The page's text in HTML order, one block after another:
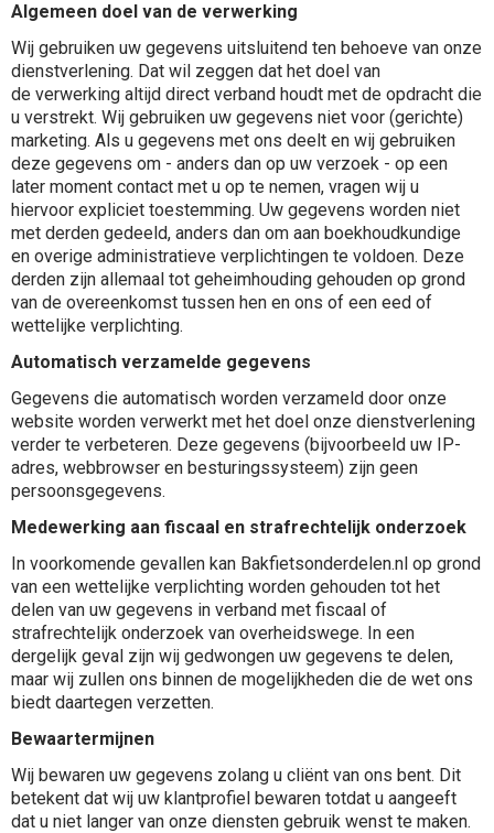
Algemeen doel van de verwerking
Wij gebruiken uw gegevens uitsluitend ten behoeve van onze
dienstverlening. Dat wil zeggen dat het doel van
de verwerking altijd direct verband houdt met de opdracht die
u verstrekt. Wij gebruiken uw gegevens niet voor (gerichte)
marketing. Als u gegevens met ons deelt en wij gebruiken
deze gegevens om - anders dan op uw verzoek - op een
later moment contact met u op te nemen, vragen wij u
hiervoor expliciet toestemming. Uw gegevens worden niet
met derden gedeeld, anders dan om aan boekhoudkundige
en overige administratieve verplichtingen te voldoen. Deze
derden zijn allemaal tot geheimhouding gehouden op grond
van de overeenkomst tussen hen en ons of een eed of
wettelijke verplichting.
Automatisch verzamelde gegevens
Gegevens die automatisch worden verzameld door onze
website worden verwerkt met het doel onze dienstverlening
verder te verbeteren. Deze gegevens (bijvoorbeeld uw IP-
adres, webbrowser en besturingssysteem) zijn geen
persoonsgegevens.
Medewerking aan fiscaal en strafrechtelijk onderzoek
In voorkomende gevallen kan Bakfietsonderdelen.nl op grond
van een wettelijke verplichting worden gehouden tot het
delen van uw gegevens in verband met fiscaal of
strafrechtelijk onderzoek van overheidswege. In een
dergelijk geval zijn wij gedwongen uw gegevens te delen,
maar wij zullen ons binnen de mogelijkheden die de wet ons
biedt daartegen verzetten.
Bewaartermijnen
Wij bewaren uw gegevens zolang u cliënt van ons bent. Dit
betekent dat wij uw klantprofiel bewaren totdat u aangeeft
dat u niet langer van onze diensten gebruik wenst te maken.